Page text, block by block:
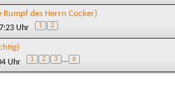
Rumpf des Herrn Cocker)
Uhr 1 2
Uhr 1 2 3 ... 6